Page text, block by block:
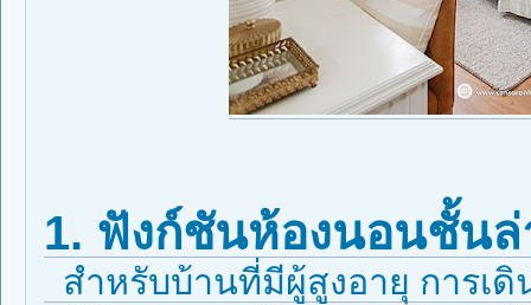
1. ฟังก์ชันห้องนอนชั้นล่
สำหรับบ้านที่มีผู้สูงอายุ การเ